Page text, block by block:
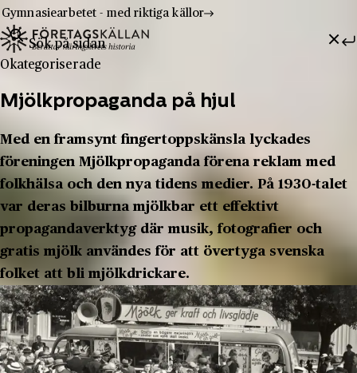
Hoppa till innehåll
Till innehåll
Gymnasiearbetet - med riktiga källor
Sök efter:
Okategoriserade
Mjölkpropaganda på hjul
Med en framsynt fingertoppskänsla lyckades
föreningen Mjölkpropaganda förena reklam med
folkhälsa och den nya tidens medier. På 1930-talet
var deras bilburna mjölkbar ett effektivt
propagandaverktyg där musik, fotografier och
gratis mjölk användes för att övertyga svenska
folket att bli mjölkdrickare.